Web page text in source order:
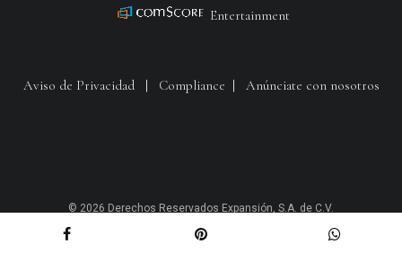
Entertainment
Aviso de Privacidad| Compliance | Anúnciate con nosotros
© 2026 Derechos Reservados Expansión, S.A. de C.V.